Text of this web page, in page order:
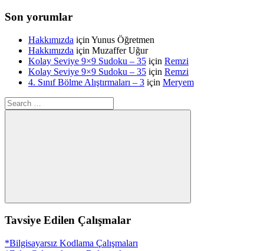
Son yorumlar
Hakkımızda için Yunus Öğretmen
Hakkımızda için Muzaffer Uğur
Kolay Seviye 9×9 Sudoku – 35 için Remzi
Kolay Seviye 9×9 Sudoku – 35 için Remzi
4. Sınıf Bölme Alıştırmaları – 3 için Meryem
Search
for:
Search
Tavsiye Edilen Çalışmalar
*Bilgisayarsız Kodlama Çalışmaları